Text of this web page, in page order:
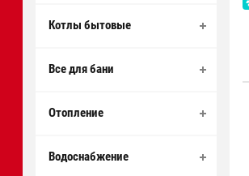
Котлы бытовые
Все для бани
Отопление
Водоснабжение